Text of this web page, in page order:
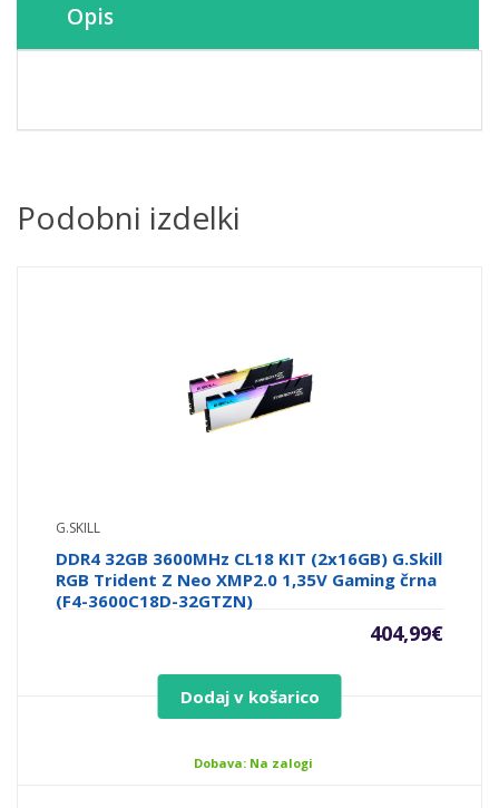
Opis
Podobni izdelki
G.SKILL
DDR4 32GB 3600MHz CL18 KIT (2x16GB) G.Skill
RGB Trident Z Neo XMP2.0 1,35V Gaming črna
(F4-3600C18D-32GTZN)
404,99€
Dodaj v košarico
Dobava: Na zalogi